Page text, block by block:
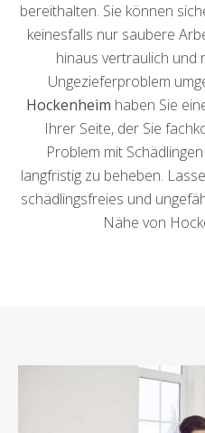
bereithalten. Sie können
keinesfalls nur saubere
hinaus vertraulich und
Ungezieferproblem
Hockenheim haben Sie
Ihrer Seite, der Sie
Problem mit
langfristig zu beheben.
schädlingsfreies und
Nähe von